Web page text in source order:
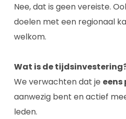
Nee, dat is geen vereiste.
doelen met een regionaal
welkom.
Wat is de
We verwachten dat je eens
aanwezig bent en actief
leden.